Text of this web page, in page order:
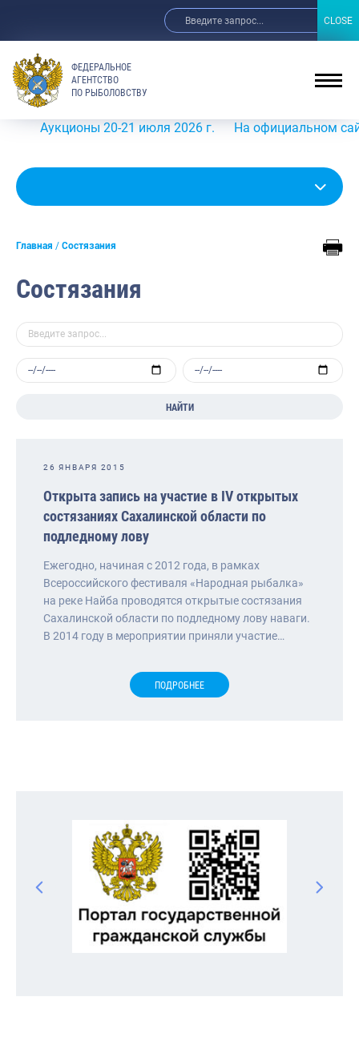
ФЕДЕРАЛЬНОЕ
АГЕНТСТВО
ПО РЫБОЛОВСТВУ
Аукционы 20-21 июля 2026 г. На официальном сайте
Главная Состязания
Состязания
НАЙТИ
26 ЯНВАРЯ 2015
Открыта запись на участие в IV открытых
состязаниях Сахалинской области по
подледному лову
Ежегодно, начиная с 2012 года, в рамках
Всероссийского фестиваля «Народная рыбалка»
на реке Найба проводятся открытые состязания
Сахалинской области по подледному лову наваги.
В 2014 году в мероприятии приняли участие…
ПОДРОБНЕЕ
CLOSE
CLOSE